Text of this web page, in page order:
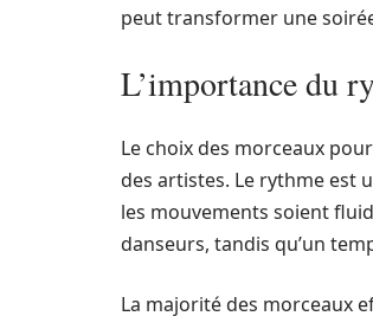
peut transformer une
L’importance du
Le choix des morceaux
des artistes. Le rythme est
les mouvements soient
danseurs, tandis qu’un
La majorité des morceaux